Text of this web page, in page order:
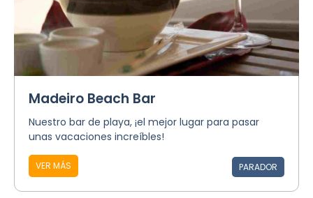
Madeiro Beach Bar
Nuestro bar de playa, ¡el mejor lugar para pasar
unas vacaciones increíbles!
VER MÁS PARADOR